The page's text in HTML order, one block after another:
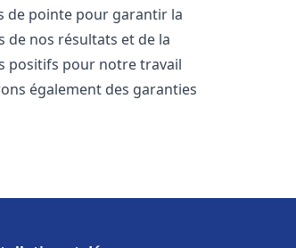
de pointe pour garantir la
de nos résultats et de la
positifs pour notre travail
également des garanties